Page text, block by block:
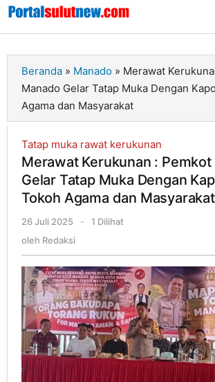
Lewati
Beranda » Manado » Merawat
Manado Gelar Tatap Muka Dengan
Agama dan Masyarakat
Tatap muka rawat kerukunan
Merawat Kerukunan :
Gelar Tatap Muka Dengan
Tokoh Agama dan Masyarakat
26 Juli 2025
oleh
-
1 Dilihat
oleh Redaksi